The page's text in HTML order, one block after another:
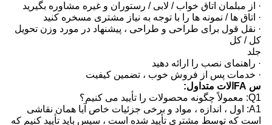
· از مبلمان اتاق خواب / لابی / رستوران و غیره مشاوره بگیرید
· اتاق ها / نمونه ها را با توجه به نیاز مشتری مسخره کنید
· نقل قول برای طراحی و طراحی ، پیشنهاد در مورد وزن تحویل
کل / کل
جلد
· راهنمای نصب را ارائه دهید
· خدمات پس از فروش خوب ، تضمین کیفیت
س FAالات متداول:
Q1: معمولاً چگونه محصولات را تأیید می کنیم؟
A1: اول ، اندازه ، مواد و برخی جزئیات خاص آیا همان نقاشی
است که توسط مشتری تأیید شده است ، سپس باید تأیید کنیم که